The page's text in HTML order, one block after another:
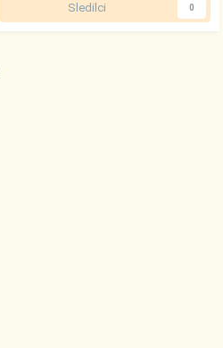
Sledilci 0